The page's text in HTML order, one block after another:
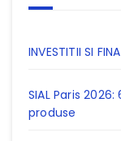
INVESTITII SI
SIAL Paris
produse